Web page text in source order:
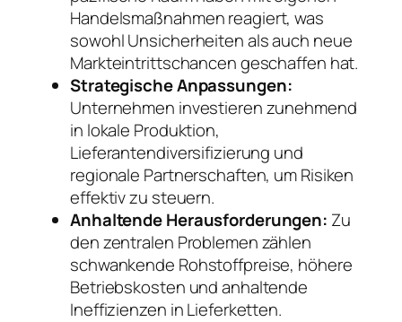
Handelsmaßnahmen reagiert, was
sowohl Unsicherheiten als auch neue
Markteintrittschancen geschaffen hat.
Strategische Anpassungen:
Unternehmen investieren zunehmend
in lokale Produktion,
Lieferantendiversifizierung und
regionale Partnerschaften, um Risiken
effektiv zu steuern.
Anhaltende Herausforderungen: Zu
den zentralen Problemen zählen
schwankende Rohstoffpreise, höhere
Betriebskosten und anhaltende
Ineffizienzen in Lieferketten.